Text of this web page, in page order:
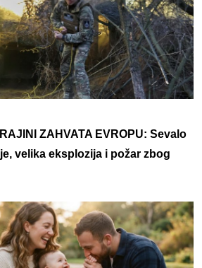
ZAHVATA EVROPU: Sevalo
velika eksplozija i požar zbog